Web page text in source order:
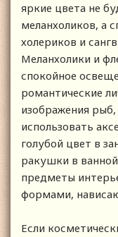
яркие цвета не
меланхоликов, а
холериков и
Меланхолики и
спокойное
романтические
изображения
использовать
голубой цвет в
ракушки в
предметы
формами,
Если